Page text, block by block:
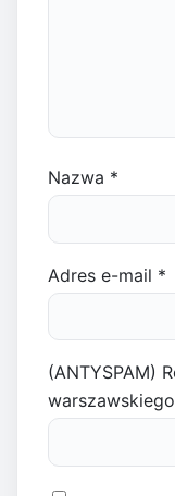
Nazwa *
Adres e-mail *
(ANTYSPAM)
warszawskiego